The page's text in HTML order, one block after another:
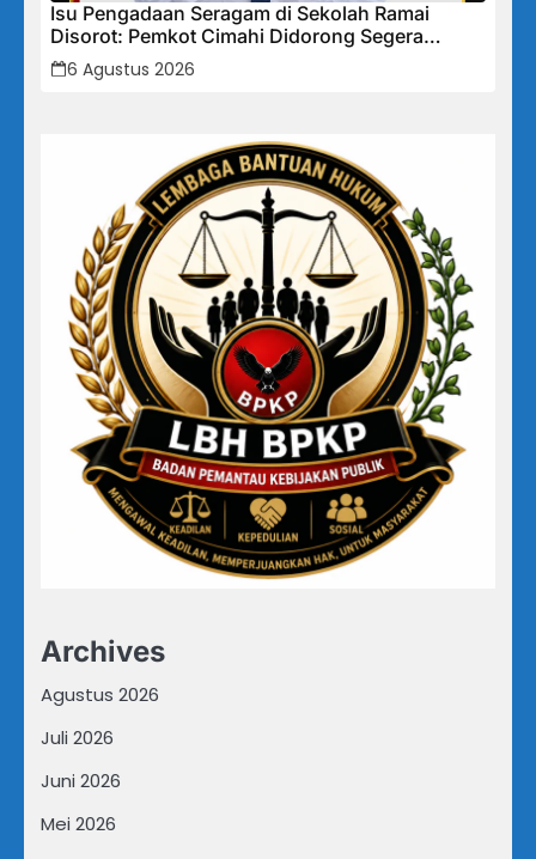
Isu Pengadaan Seragam di Sekolah Ramai
Disorot: Pemkot Cimahi Didorong Segera
Lakukan Pembinaan dan Perbaikan Sistem
Secara Menyeluruh
6 Agustus 2026
Archives
Agustus 2026
Juli 2026
Juni 2026
Mei 2026